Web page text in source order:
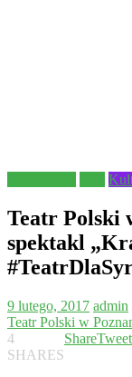
Teatr Polski
spektakl
9 lutego, 2017 admin
Teatr Polski w
4
SHARES
ShareTweet